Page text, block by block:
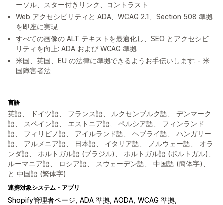
ーソル、スター付きリンク、コントラスト
Web アクセシビリティと ADA、WCAG 2.1、Section 508 準拠
を即座に実現
すべての画像の ALT テキストを最適化し、SEO とアクセシビ
リティを向上: ADA および WCAG 準拠
米国、英国、EU の法律に準拠できるようお手伝いします: - 米
国障害者法
言語
英語、 ドイツ語、 フランス語、 ルクセンブルク語、 デンマーク
語、 スペイン語、 エストニア語、 ペルシア語、 フィンランド
語、 フィリピノ語、 アイルランド語、 ヘブライ語、 ハンガリー
語、 アルメニア語、 日本語、 イタリア語、 ノルウェー語、 オラ
ンダ語、 ポルトガル語 (ブラジル)、 ポルトガル語 (ポルトガル)、
ルーマニア語、 ロシア語、 スウェーデン語、 中国語 (簡体字)、
と 中国語 (繁体字)
連携対象システム・アプリ
Shopify管理者ページ ADA 準拠 AODA WCAG 準拠